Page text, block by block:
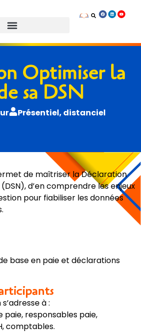
Optimiser la
sa DSN
Présentiel, distanciel
de maîtriser la Déclaration
d’en comprendre les enjeux
pour fiabiliser les données
base en paie et déclarations
à :
paie, responsables paie,
comptables.